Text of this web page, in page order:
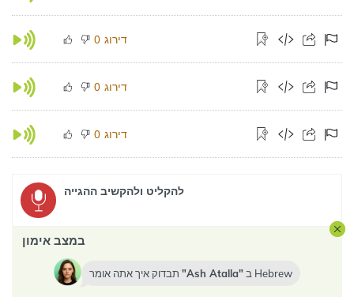
0 דירוג
0 דירוג
0 דירוג
להקליט ולהקשיב ההגייה
במצב אימון
Ash Atalla ב Hebrew